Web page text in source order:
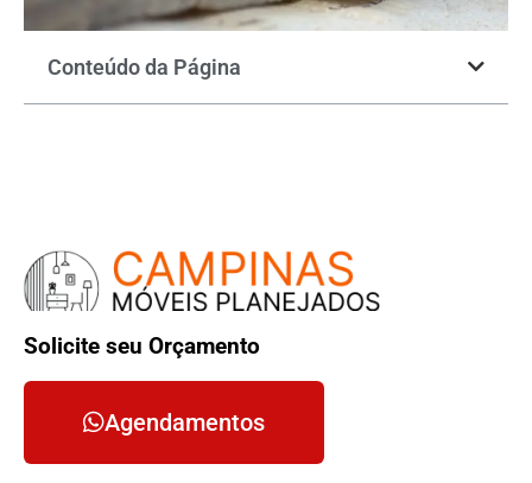
Conteúdo da Página
Solicite seu Orçamento
Agendamentos